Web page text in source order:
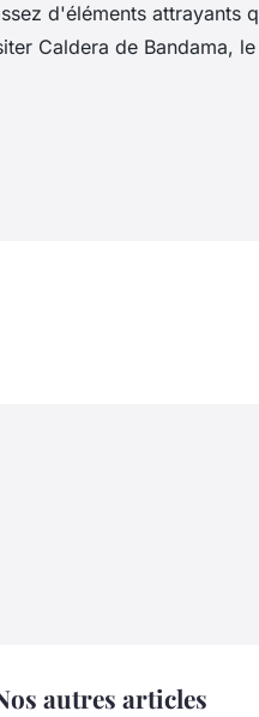
d'éléments attrayants
Caldera de Bandama,
autres articles